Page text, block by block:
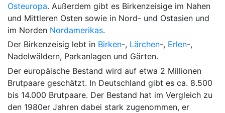
Osteuropa. Außerdem gibt es Birkenzeisige im Nahen
und Mittleren Osten sowie in Nord- und Ostasien und
im Norden Nordamerikas.
Der Birkenzeisig lebt in Birken-, Lärchen-, Erlen-,
Nadelwäldern, Parkanlagen und Gärten.
Der europäische Bestand wird auf etwa 2 Millionen
Brutpaare geschätzt. In Deutschland gibt es ca. 8.500
bis 14.000 Brutpaare. Der Bestand hat im Vergleich zu
den 1980er Jahren dabei stark zugenommen, er